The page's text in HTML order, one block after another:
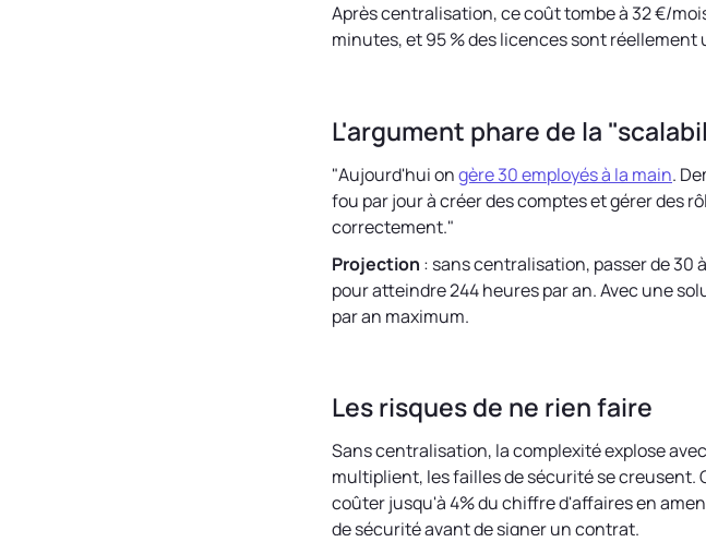
Après centralisation, ce coût tombe à 32 €/
minutes, et 95 % des licences sont réellement
L'argument phare de la
"Aujourd'hui ongère 30 employés à la main.
fou par jour à créer des comptes et gérer des
correctement."
Projection : sans centralisation, passer de
pour atteindre 244 heures par an. Avec une
par an maximum.
Les risques de ne rien faire
Sans centralisation, la complexité explose
multiplient, les failles de sécurité se
coûter jusqu'à 4% du chiffre d'affaires en
de sécurité avant de signer un contrat.